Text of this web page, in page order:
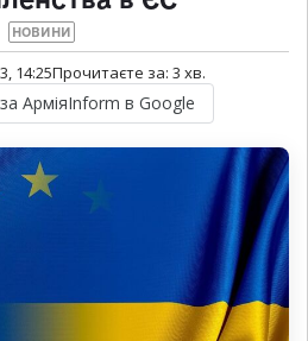
НОВИНИ
14:25Прочитаєте за: 3 хв.
АрміяInform в Google